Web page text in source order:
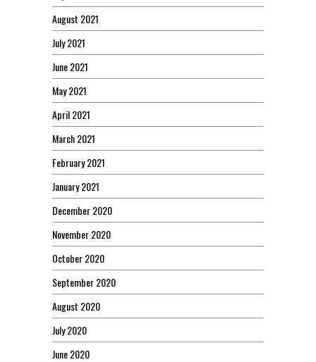
August 2021
July 2021
June 2021
May 2021
April 2021
March 2021
February 2021
January 2021
December 2020
November 2020
October 2020
September 2020
August 2020
July 2020
June 2020